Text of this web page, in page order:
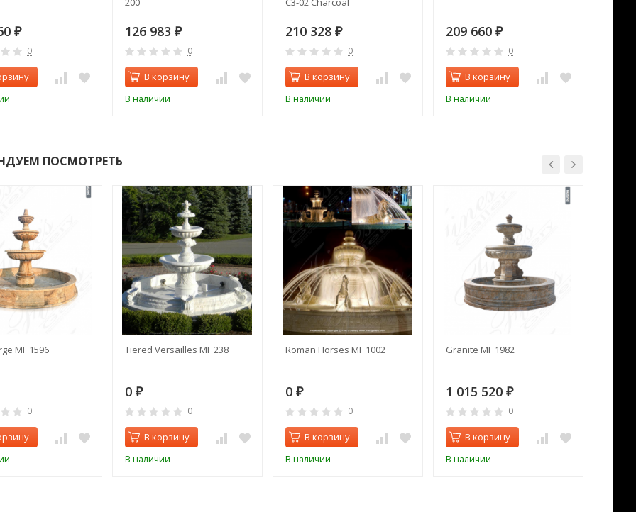
₽
0
126 983 ₽
0
В корзину
В наличии
210 328 ₽
0
В корзину
В наличии
209 660 ₽
0
В корзину
В наличии
ПОСМОТРЕТЬ
MF 1596
0
Tiered Versailles MF 238
0 ₽
0
В корзину
В наличии
Roman Horses MF 1002
0 ₽
0
В корзину
В наличии
Granite MF 1982
1 015 520 ₽
0
В корзину
В наличии